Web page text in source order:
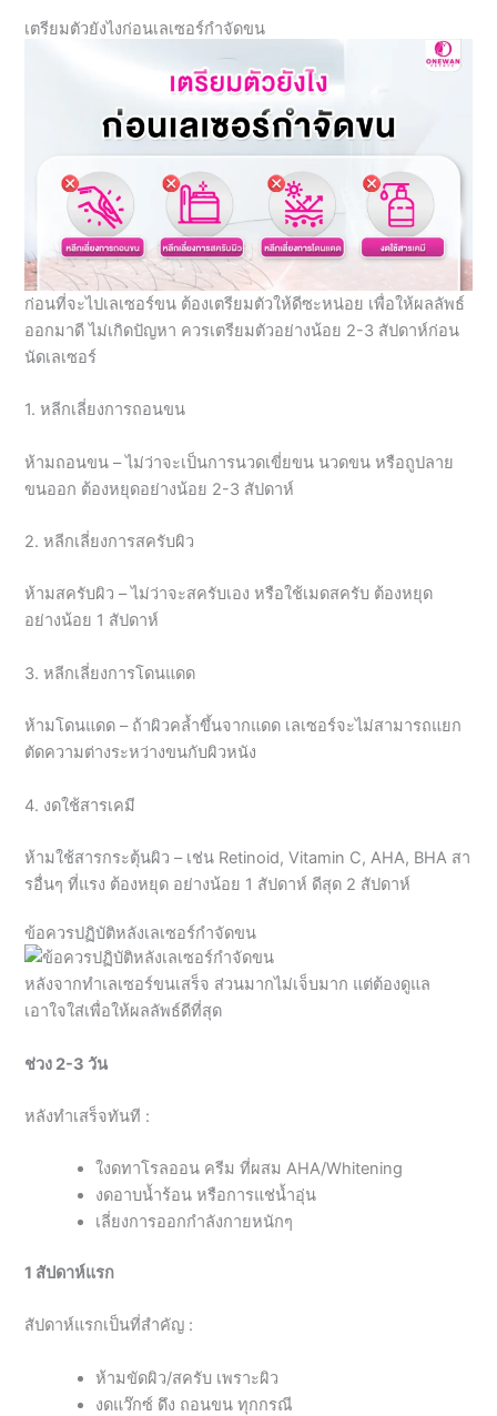
เตรียมตัวยังไงก่อนเลเซอร์กำจัดขน
ก่อนที่จะไปเลเซอร์ขน ต้องเตรียมตัวให้ดีซะหน่อย เพื่อให้ผลลัพธ์
ออกมาดี ไม่เกิดปัญหา ควรเตรียมตัวอย่างน้อย 2-3 สัปดาห์ก่อน
นัดเลเซอร์
1. หลีกเลี่ยงการถอนขน
ห้ามถอนขน – ไม่ว่าจะเป็นการนวดเขี่ยขน นวดขน หรือถูปลาย
ขนออก ต้องหยุดอย่างน้อย 2-3 สัปดาห์
2. หลีกเลี่ยงการสครับผิว
ห้ามสครับผิว – ไม่ว่าจะสครับเอง หรือใช้เมดสครับ ต้องหยุด
อย่างน้อย 1 สัปดาห์
3. หลีกเลี่ยงการโดนแดด
ห้ามโดนแดด – ถ้าผิวคล้ำขึ้นจากแดด เลเซอร์จะไม่สามารถแยก
ตัดความต่างระหว่างขนกับผิวหนัง
4. งดใช้สารเคมี
ห้ามใช้สารกระตุ้นผิว – เช่น Retinoid, Vitamin C, AHA, BHA สา
รอื่นๆ ที่แรง ต้องหยุด อย่างน้อย 1 สัปดาห์ ดีสุด 2 สัปดาห์
ข้อควรปฏิบัติหลังเลเซอร์กำจัดขน
หลังจากทำเลเซอร์ขนเสร็จ ส่วนมากไม่เจ็บมาก แต่ต้องดูแล
เอาใจใส่เพื่อให้ผลลัพธ์ดีที่สุด
ช่วง 2-3 วัน
หลังทำเสร็จทันที :
ใงดทาโรลออน ครีม ที่ผสม AHA/Whitening
งดอาบน้ำร้อน หรือการแช่น้ำอุ่น
เลี่ยงการออกกำลังกายหนักๆ
1 สัปดาห์แรก
สัปดาห์แรกเป็นที่สำคัญ :
ห้ามขัดผิว/สครับ เพราะผิว
งดแว๊กซ์ ดึง ถอนขน ทุกกรณี